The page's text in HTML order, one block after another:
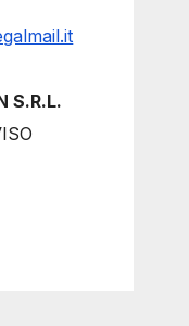
S.R.L.